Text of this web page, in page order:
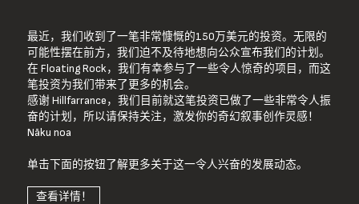
最近，我们收到了一笔非常慷慨的150万美元的投资。无限的
可能性摆在前方，我们迫不及待地想向公众宣布我们的计划。
在 Floating Rock，我们有幸参与了一些令人惊奇的项目，而这
笔投资为我们带来了更多的机会。
感谢 Hillfarrance，我们目前就这笔投资已做了一些非常令人振
奋的计划，所以请保持关注，激发你的奇幻叙事创作灵感！
Nāku noa
单击下面的按钮了解更多关于这一令人兴奋的发展动态。
查看详情！